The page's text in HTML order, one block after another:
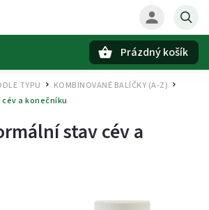
Prázdný košík
TYPU KOMBINOVANÉ BALÍČKY (A-Z) /
a konečníku
stav cév a